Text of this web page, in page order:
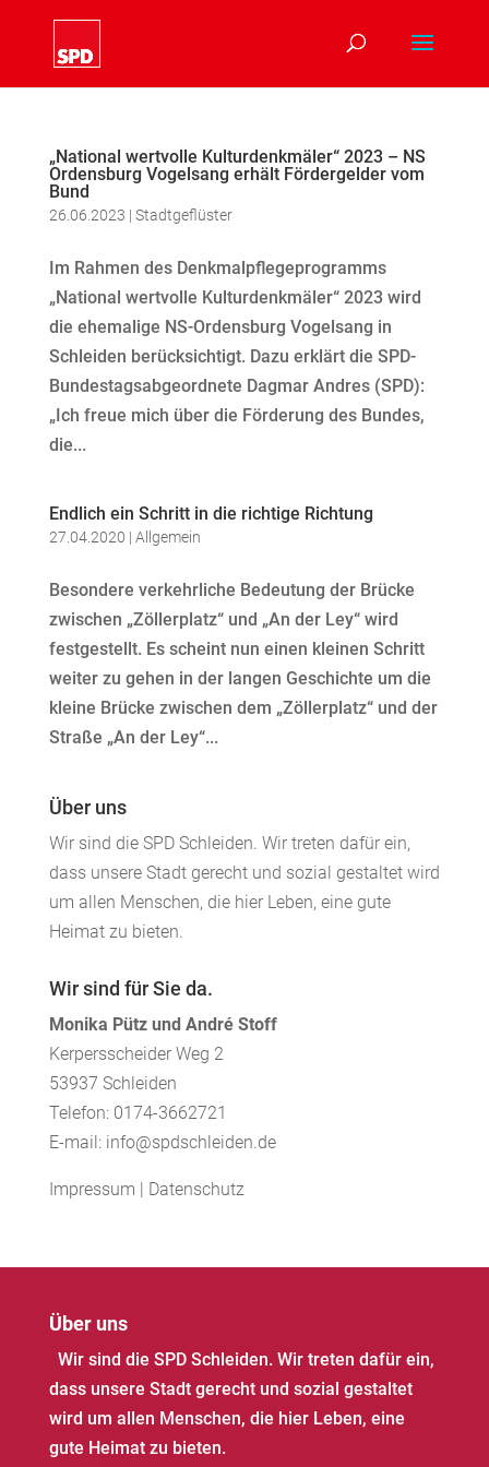
„National wertvolle Kulturdenkmäler“ 2023 – NS
Ordensburg Vogelsang erhält Fördergelder vom
Bund
26.06.2023 | Stadtgeflüster
Im Rahmen des Denkmalpflegeprogramms
„National wertvolle Kulturdenkmäler“ 2023 wird
die ehemalige NS-Ordensburg Vogelsang in
Schleiden berücksichtigt. Dazu erklärt die SPD-
Bundestagsabgeordnete Dagmar Andres (SPD):
„Ich freue mich über die Förderung des Bundes,
die...
Endlich ein Schritt in die richtige Richtung
27.04.2020 | Allgemein
Besondere verkehrliche Bedeutung der Brücke
zwischen „Zöllerplatz“ und „An der Ley“ wird
festgestellt. Es scheint nun einen kleinen Schritt
weiter zu gehen in der langen Geschichte um die
kleine Brücke zwischen dem „Zöllerplatz“ und der
Straße „An der Ley“...
Über uns
Wir sind die SPD Schleiden. Wir treten dafür ein,
dass unsere Stadt gerecht und sozial gestaltet wird
um allen Menschen, die hier Leben, eine gute
Heimat zu bieten.
Wir sind für Sie da.
Monika Pütz und André Stoff
Kerpersscheider Weg 2
53937 Schleiden
Telefon: 0174-3662721
E-mail: info@spdschleiden.de
Impressum | Datenschutz
Über uns
Wir sind die SPD Schleiden. Wir treten dafür ein,
dass unsere Stadt gerecht und sozial gestaltet
wird um allen Menschen, die hier Leben, eine
gute Heimat zu bieten.